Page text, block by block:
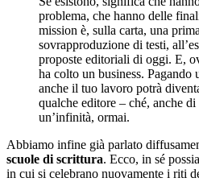
problema, che hanno delle
mission è, sulla carta, una
sovrapproduzione di testi,
proposte editoriali di oggi. E,
ha colto un business. Pagando
anche il tuo lavoro potrà
qualche editore – ché, anche
un’infinità, ormai.
Abbiamo infine già parlato
scuole di scrittura. Ecco, in sé
in cui si celebrano nuovamente i riti